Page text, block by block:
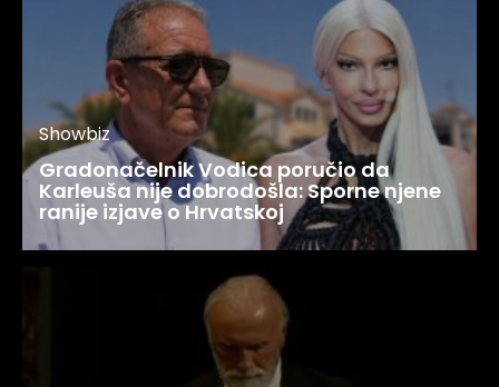
Showbiz
Gradonačelnik Vodica poručio da
Karleuša nije dobrodošla: Sporne njene
ranije izjave o Hrvatskoj